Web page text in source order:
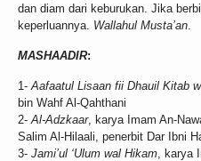
dan diam dari keburukan. Jika
keperluannya. Wallahul Musta’an.
MASHAADIR:
1-Aafaatul Lisaan fii Dhauil Kitab
bin Wahf Al-Qahthani
2-Al-Adzkaar, karya Imam An-
Salim Al-Hilaali, penerbit Dar Ibni
3- Jami’ul ‘Ulum wal Hikam, karya